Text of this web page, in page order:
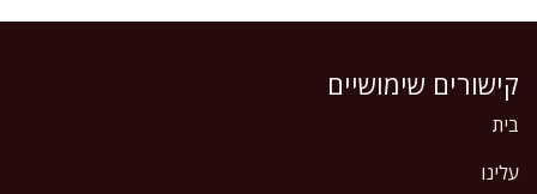
קישורים שימושיים
בית
עלינו